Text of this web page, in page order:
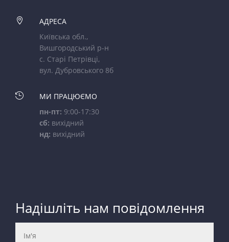

АДРЕСА
Київська обл.,
Вишгородський р-н
с. Старі Петрівці,
вул. Дубровського 8б

МИ ПРАЦЮЄМО
пн-пт: 9:00-17:30
сб: вихідний
нд: вихідний
Надішліть нам повідомлення